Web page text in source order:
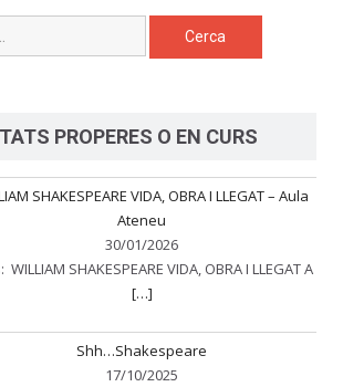
PROPERES O EN CURS
SHAKESPEARE VIDA, OBRA I LLEGAT – Aula
Ateneu
30/01/2026
WILLIAM SHAKESPEARE VIDA, OBRA I LLEGAT A
[…]
Shh…Shakespeare
17/10/2025